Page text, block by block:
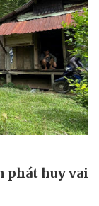
phát huy vai